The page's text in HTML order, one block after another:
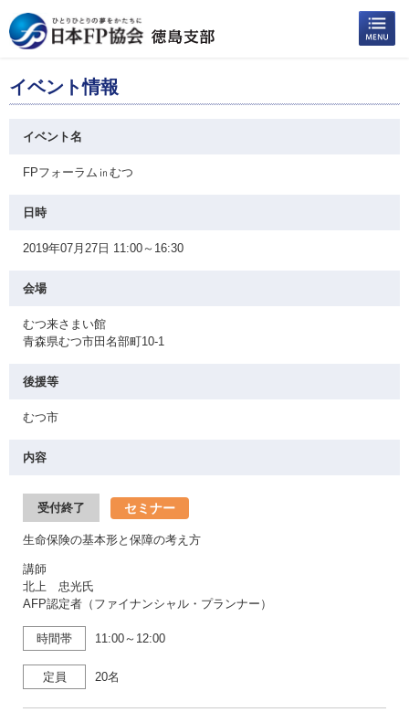
イベント情報
イベント名
FPフォーラム㏌むつ
日時
2019年07月27日 11:00～16:30
会場
むつ来さまい館
青森県むつ市田名部町10-1
後援等
むつ市
内容
受付終了 セミナー
生命保険の基本形と保障の考え方
講師
北上 忠光氏
AFP認定者（ファイナンシャル・プランナー）
時間帯 11:00～12:00
定員 20名